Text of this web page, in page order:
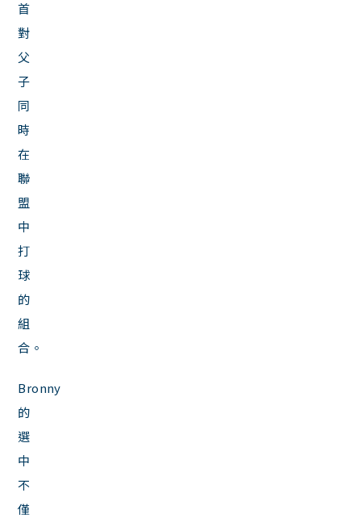
首
對
父
子
同
時
在
聯
盟
中
打
球
的
組
合。
Bronny
的
選
中
不
僅